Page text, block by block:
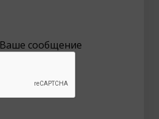
Ваше сообщение